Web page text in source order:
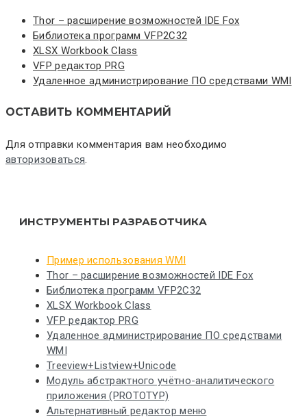
Thor – расширение возможностей IDE Fox
Библиотека программ VFP2C32
XLSX Workbook Class
VFP редактор PRG
Удаленное администрирование ПО средствами WMI
ОСТАВИТЬ КОММЕНТАРИЙ
Для отправки комментария вам необходимо
авторизоваться.
ИНСТРУМЕНТЫ РАЗРАБОТЧИКА
Пример использования WMI
Thor – расширение возможностей IDE Fox
Библиотека программ VFP2C32
XLSX Workbook Class
VFP редактор PRG
Удаленное администрирование ПО средствами
WMI
Treeview+Listview+Unicode
Модуль абстрактного учётно-аналитического
приложения (PROTOTYP)
Альтернативный редактор меню